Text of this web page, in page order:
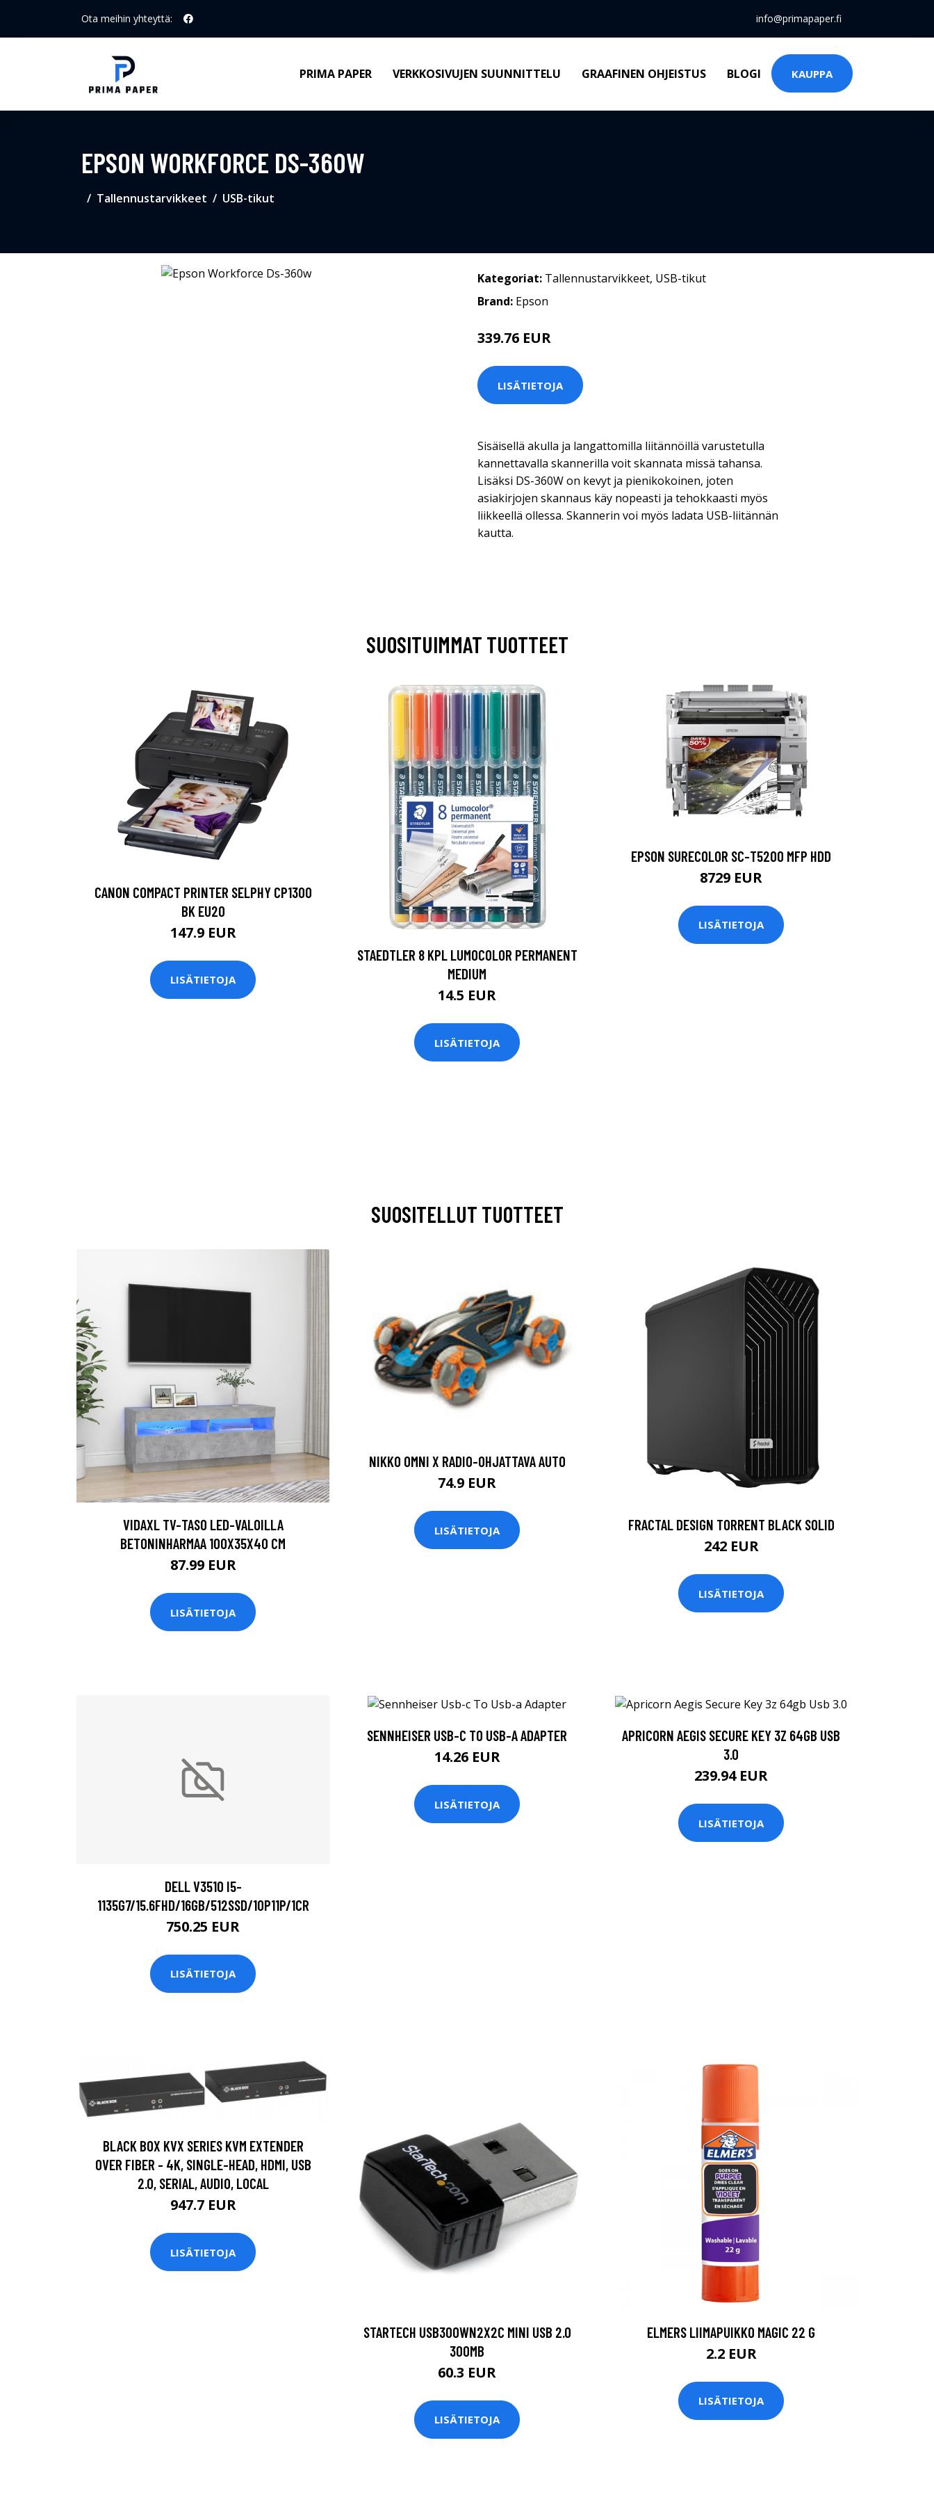
Ota meihin yhteyttä: info@primapaper.fi
PRIMA PAPER VERKKOSIVUJEN SUUNNITTELU GRAAFINEN OHJEISTUS BLOGI KAUPPA
EPSON WORKFORCE DS-360W
Tallennustarvikkeet USB-tikut
Kategoriat: Tallennustarvikkeet, USB-tikut
Brand: Epson
339.76 EUR
LISÄTIETOJA
Sisäisellä akulla ja langattomilla liitännöillä varustetulla
kannettavalla skannerilla voit skannata missä tahansa.
Lisäksi DS-360W on kevyt ja pienikokoinen, joten
asiakirjojen skannaus käy nopeasti ja tehokkaasti myös
liikkeellä ollessa. Skannerin voi myös ladata USB-liitännän
kautta.
SUOSITUIMMAT TUOTTEET
CANON COMPACT PRINTER SELPHY CP1300
BK EU20
147.9 EUR
LISÄTIETOJA
STAEDTLER 8 KPL LUMOCOLOR PERMANENT
MEDIUM
14.5 EUR
LISÄTIETOJA
EPSON SURECOLOR SC-T5200 MFP HDD
8729 EUR
LISÄTIETOJA
SUOSITELLUT TUOTTEET
VIDAXL TV-TASO LED-VALOILLA
BETONINHARMAA 100X35X40 CM
87.99 EUR
LISÄTIETOJA
NIKKO OMNI X RADIO-OHJATTAVA AUTO
74.9 EUR
LISÄTIETOJA FRACTAL DESIGN TORRENT BLACK SOLID
242 EUR
LISÄTIETOJA
DELL V3510 I5-
1135G7/15.6FHD/16GB/512SSD/10P11P/1CR
750.25 EUR
LISÄTIETOJA
SENNHEISER USB-C TO USB-A ADAPTER
14.26 EUR
LISÄTIETOJA
APRICORN AEGIS SECURE KEY 3Z 64GB USB
3.0
239.94 EUR
LISÄTIETOJA
BLACK BOX KVX SERIES KVM EXTENDER
OVER FIBER - 4K, SINGLE-HEAD, HDMI, USB
2.0, SERIAL, AUDIO, LOCAL
947.7 EUR
LISÄTIETOJA
STARTECH USB300WN2X2C MINI USB 2.0
300MB
60.3 EUR
LISÄTIETOJA
ELMERS LIIMAPUIKKO MAGIC 22 G
2.2 EUR
LISÄTIETOJA